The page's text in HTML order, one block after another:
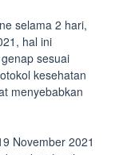
selama 2 hari,
hal ini
sesuai
kesehatan
menyebabkan
November 2021